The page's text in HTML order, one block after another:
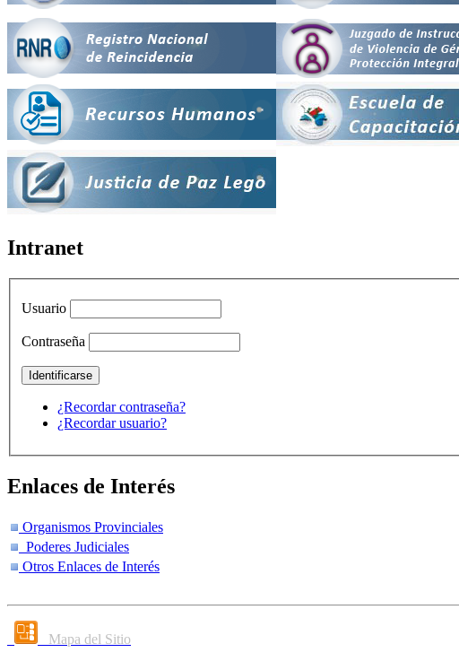
Intranet
Usuario
Contraseña
¿Recordar contraseña?
¿Recordar usuario?
Enlaces de Interés
Organismos Provinciales
Poderes Judiciales
Otros Enlaces de Interés
Mapa del Sitio